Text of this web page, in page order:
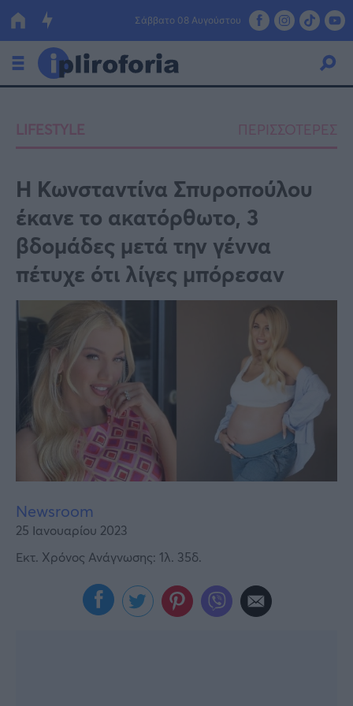
Σάββατο 08 Αυγούστου
Οικονομία
Πολιτική
Τράπεζες
Επιδοτήσεις
ΕΣΠΑ
Κόσμος
Lifestyle
Αθλητικά
Υγεία
Γυναίκα
Καιρός
LIFESTYLE ΠΕΡΙΣΣΟΤΕΡΕΣ
Η Κωνσταντίνα Σπυροπούλου
έκανε το ακατόρθωτο, 3
βδομάδες μετά την γέννα
πέτυχε ότι λίγες μπόρεσαν
Newsroom
25 Ιανουαρίου 2023
Εκτ. Χρόνος Ανάγνωσης: 1λ. 35δ.